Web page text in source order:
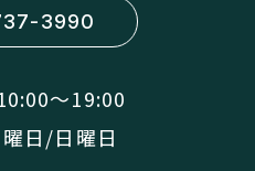
3990
〜19:00
日/日曜日